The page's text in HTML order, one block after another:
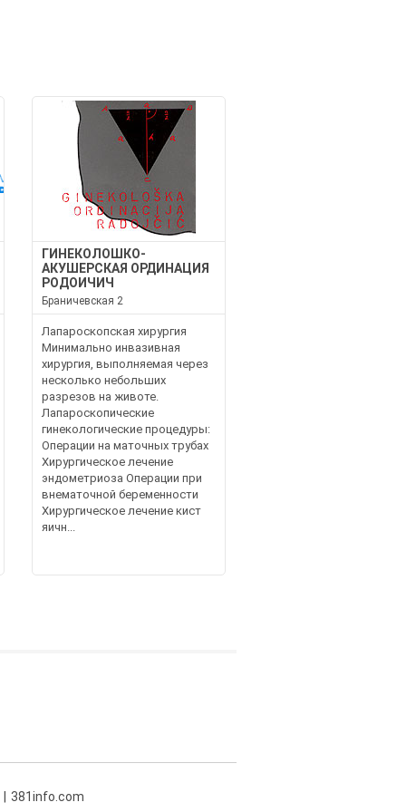
ГИНЕКОЛОШКО-
АКУШЕРСКАЯ ОРДИНАЦИЯ
РОДОИЧИЧ
Браничевская 2
Лапароскопская хирургия
Минимально инвазивная
хирургия, выполняемая через
несколько небольших
разрезов на животе.
Лапароскопические
гинекологические процедуры:
Операции на маточных трубах
Хирургическое лечение
эндометриоза Операции при
внематочной беременности
Хирургическое лечение кист
яичн...
381info.com